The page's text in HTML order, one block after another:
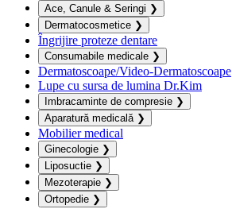
Ace, Canule & Seringi ❯
Dermatocosmetice ❯
Îngrijire proteze dentare
Consumabile medicale ❯
Dermatoscoape/Video-Dermatoscoape
Lupe cu sursa de lumina Dr.Kim
Imbracaminte de compresie ❯
Aparatură medicală ❯
Mobilier medical
Ginecologie ❯
Liposuctie ❯
Mezoterapie ❯
Ortopedie ❯